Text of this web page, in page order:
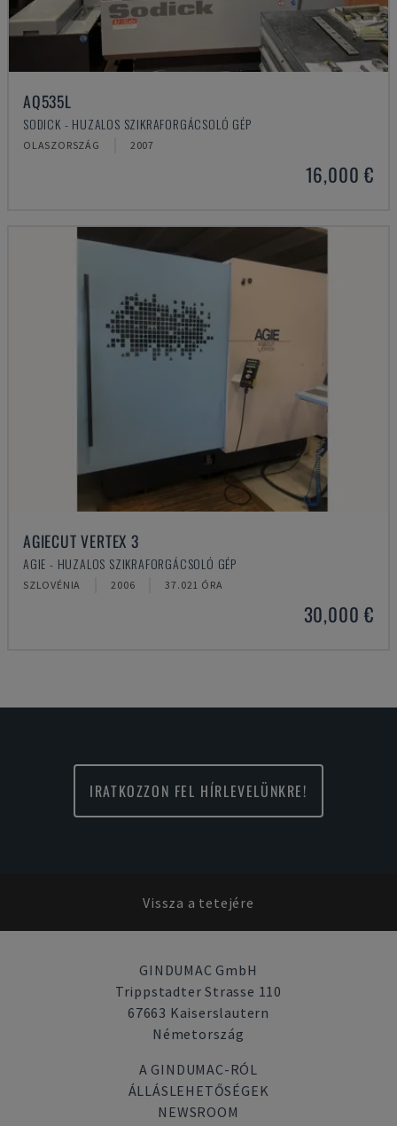
AQ535L
SODICK - HUZALOS SZIKRAFORGÁCSOLÓ GÉP
OLASZORSZÁG 2007
16,000 €
AGIECUT VERTEX 3
AGIE - HUZALOS SZIKRAFORGÁCSOLÓ GÉP
SZLOVÉNIA 2006 37.021 ÓRA
30,000 €
IRATKOZZON FEL HÍRLEVELÜNKRE!
Vissza a tetejére
GINDUMAC GmbH
Trippstadter Strasse 110
67663 Kaiserslautern
Németország
A GINDUMAC-RÓL
ÁLLÁSLEHETŐSÉGEK
NEWSROOM